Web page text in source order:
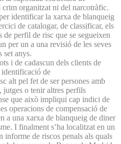
organitzat ni del narcotràfic.
identificar la xarxa de blanqueig
de catalogar, de classificar, els
perfil de risc que se segueixen
per un a una revisió de les seves
set anys.
i de cadascun dels clients de
identificació de
alt pel fet de ser persones amb
jutges o tenir altres perfils
que això impliqui cap indici de
operacions de compensació de
a una xarxa de blanqueig de diner
I finalment s’ha localitzat en un
informe de riscos penals als quals